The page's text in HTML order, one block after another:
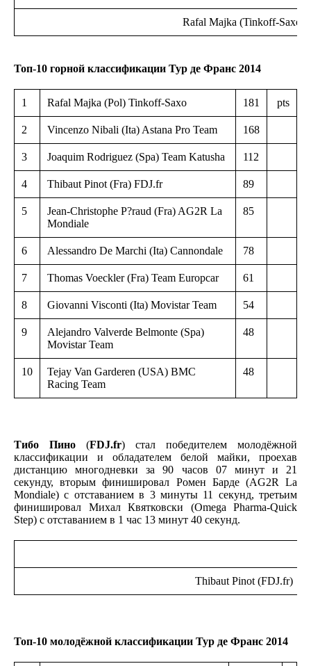
Rafal Majka (Tinkoff-Saxo)
Топ-10 горной классификации Тур де Франс 2014
1 Rafal Majka (Pol) Tinkoff-Saxo 181 pts
2 Vincenzo Nibali (Ita) Astana Pro Team 168
3 Joaquim Rodriguez (Spa) Team Katusha 112
4 Thibaut Pinot (Fra) FDJ.fr 89
5
Jean-Christophe P?raud (Fra) AG2R La
Mondiale
85
6 Alessandro De Marchi (Ita) Cannondale 78
7 Thomas Voeckler (Fra) Team Europcar 61
8 Giovanni Visconti (Ita) Movistar Team 54
9
Alejandro Valverde Belmonte (Spa)
Movistar Team
48
10
Tejay Van Garderen (USA) BMC
Racing Team
48
Тибо Пино (FDJ.fr) стал победителем молодёжной
классификации и обладателем белой майки, проехав
дистанцию многодневки за 90 часов 07 минут и 21
секунду, вторым финишировал Ромен Барде (AG2R La
Mondiale) с отставанием в 3 минуты 11 секунд, третьим
финишировал Михал Квятковски (Omega Pharma-Quick
Step) с отставанием в 1 час 13 минут 40 секунд.
Thibaut Pinot (FDJ.fr)
Топ-10 молодёжной классификации Тур де Франс 2014